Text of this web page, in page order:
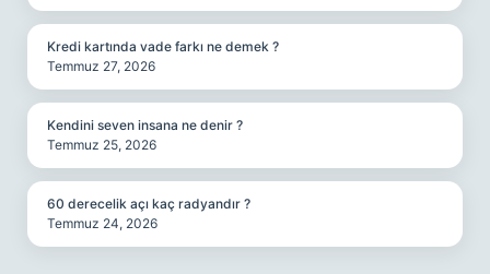
Kredi kartında vade farkı ne demek ?
Temmuz 27, 2026
Kendini seven insana ne denir ?
Temmuz 25, 2026
60 derecelik açı kaç radyandır ?
Temmuz 24, 2026